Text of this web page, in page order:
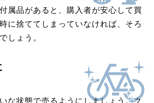
属品があると、購入者が安心して買
に捨ててしまっていなければ、そろ
しょう。
な状態で売るようにしましょう。ク